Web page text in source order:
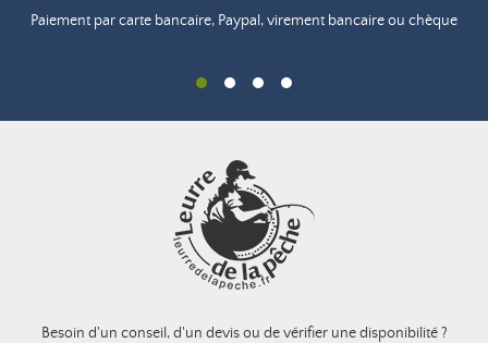
Paiement par carte bancaire, Paypal, virement bancaire ou chèque
Besoin d'un conseil, d'un devis ou de vérifier une disponibilité ?